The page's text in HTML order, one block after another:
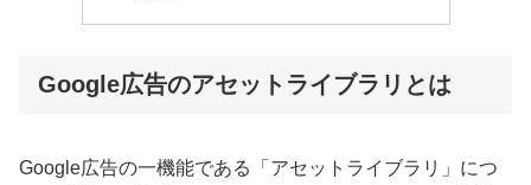
Google広告のアセットライブラリとは
Google広告の一機能である「アセットライブラリ」につ